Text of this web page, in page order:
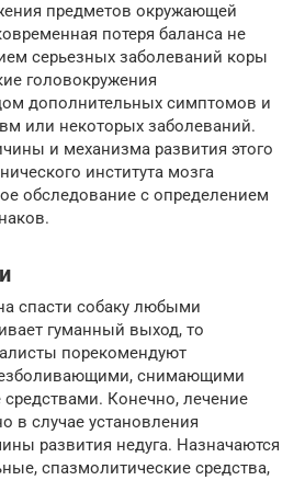
предметов окружающей
потеря баланса не
серьезных заболеваний коры
головокружения
дополнительных симптомов и
или некоторых заболеваний.
и механизма развития этого
института мозга
обследование с определением
спасти собаку любыми
гуманный выход, то
порекомендуют
снимающими
Конечно, лечение
в случае установления
развития недуга. Назначаются
спазмолитические средства,